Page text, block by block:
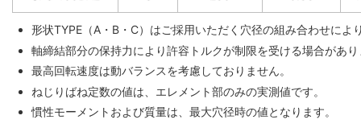
形状TYPE（A・B・C）はご採用いただく穴径の組み合わせに
軸締結部分の保持力により許容トルクが制限を受ける場合があ
最高回転速度は動バランスを考慮しておりません。
ねじりばね定数の値は、エレメント部のみの実測値です。
慣性モーメントおよび質量は、最大穴径時の値となります。